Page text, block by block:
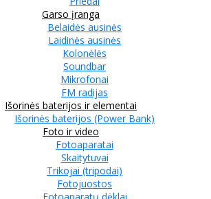
Garso įranga
Belaidės ausinės
Laidinės ausinės
Kolonėlės
Soundbar
Mikrofonai
FM radijas
Išorinės baterijos ir elementai
Išorinės baterijos (Power Bank)
Foto ir video
Fotoaparatai
Skaitytuvai
Trikojai (tripodai)
Fotojuostos
Fotoaparatų dėklai